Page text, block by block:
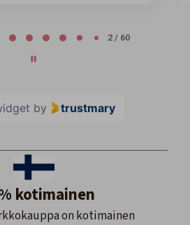
2 / 60
by trustmary
kotimainen
on kotimainen